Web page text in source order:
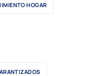
HOGAR